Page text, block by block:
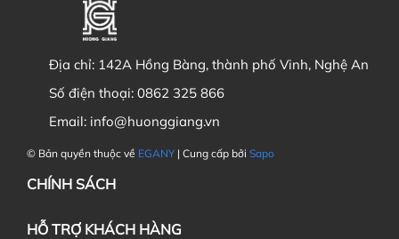
Địa chỉ: 142A Hồng Bàng, thành phố Vinh, Nghệ An
Số điện thoại: 0862 325 866
Email: info@huonggiang.vn
© Bản quyền thuộc về EGANY | Cung cấp bởi Sapo
CHÍNH SÁCH
HỖ TRỢ KHÁCH HÀNG